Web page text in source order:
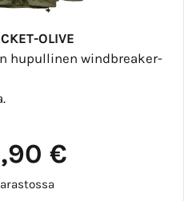
OLIVE
hupullinen windbreaker-
€